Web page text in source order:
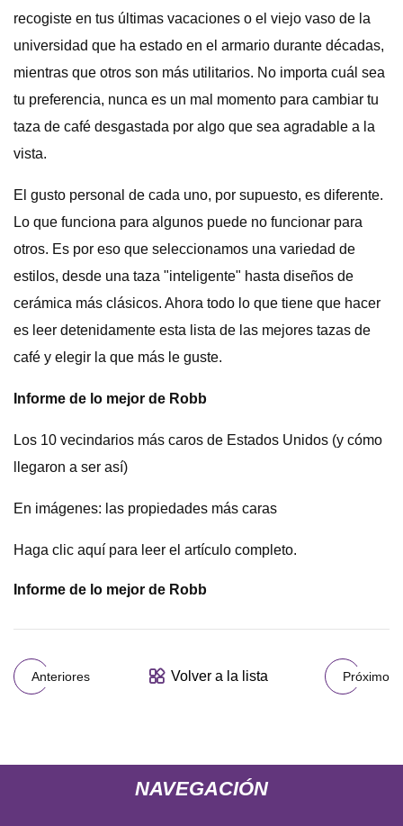
recogiste en tus últimas vacaciones o el viejo vaso de la
universidad que ha estado en el armario durante décadas,
mientras que otros son más utilitarios. No importa cuál sea
tu preferencia, nunca es un mal momento para cambiar tu
taza de café desgastada por algo que sea agradable a la
vista.
El gusto personal de cada uno, por supuesto, es diferente.
Lo que funciona para algunos puede no funcionar para
otros. Es por eso que seleccionamos una variedad de
estilos, desde una taza "inteligente" hasta diseños de
cerámica más clásicos. Ahora todo lo que tiene que hacer
es leer detenidamente esta lista de las mejores tazas de
café y elegir la que más le guste.
Informe de lo mejor de Robb
Los 10 vecindarios más caros de Estados Unidos (y cómo
llegaron a ser así)
En imágenes: las propiedades más caras
Haga clic aquí para leer el artículo completo.
Informe de lo mejor de Robb
Anteriores Volver a la lista Próximo
NAVEGACIÓN